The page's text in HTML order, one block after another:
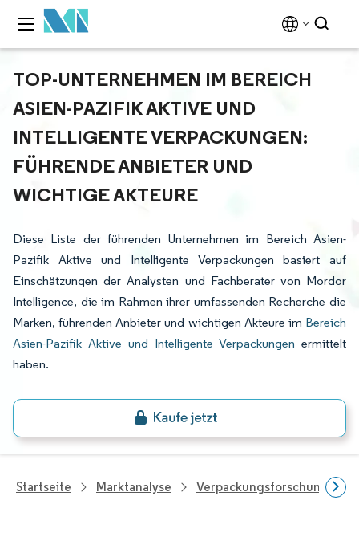
TOP-UNTERNEHMEN IM BEREICH
ASIEN-PAZIFIK AKTIVE UND
INTELLIGENTE VERPACKUNGEN:
FÜHRENDE ANBIETER UND
WICHTIGE AKTEURE
Diese Liste der führenden Unternehmen im Bereich Asien-
Pazifik Aktive und Intelligente Verpackungen basiert auf
Einschätzungen der Analysten und Fachberater von Mordor
Intelligence, die im Rahmen ihrer umfassenden Recherche die
Marken, führenden Anbieter und wichtigen Akteure im Bereich
Asien-Pazifik Aktive und Intelligente Verpackungen ermittelt
haben.
Startseite Marktanalyse Verpackungsforschung